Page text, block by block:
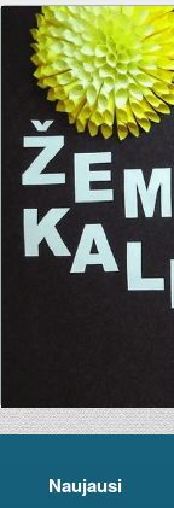
Naujausi